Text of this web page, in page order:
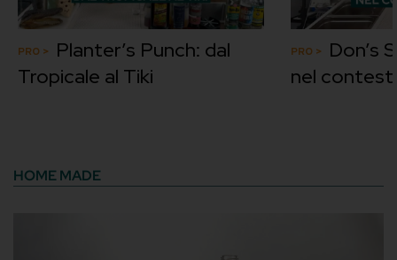
Planter’s Punch: dal
Tropicale al Tiki
Don’s
nel
HOME MADE